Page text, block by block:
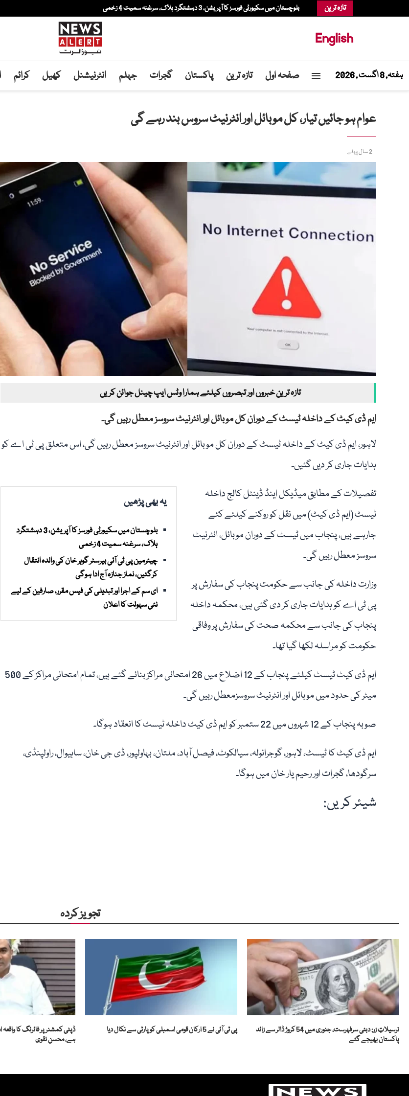
تازہ ترین بلوچستان میں سکیورٹی فورسز کا آپریشن، 3 دہشتگرد ہلاک، سرغنہ سمیت 4 زخمی
English
ہفتہ, 8 اگست , 2026 صفحہ اول تازہ ترین پاکستان گجرات جہلم انٹرنیشنل کھیل کرائم
عوام ہو جائیں تیار، کل موبائل اور انٹرنیٹ سروس بند رہے گی
2 سال پہلے
تازہ ترین خبروں اور تبصروں کیلئے ہمارا وٹس ایپ چینل جوائن کریں
ایم ڈی کیٹ کے داخلہ ٹیسٹ کے دوران کل موبائل اور انٹرنیٹ سروسز معطل رہیں گی۔
لاہور، ایم ڈی کیٹ کے داخلہ ٹیسٹ کے دوران کل موبائل اور انٹرنیٹ سروسز معطل رہیں گی، اس متعلق پی ٹی اے کو
ہدایات جاری کر دیں گئیں۔
یہ بھی پڑھیں
بلوچستان میں سکیورٹی فورسز کا آپریشن، 3 دہشتگرد
ہلاک، سرغنہ سمیت 4 زخمی
چیئرمین پی ٹی آئی بیرسٹر گوہر خان کی والدہ انتقال
کرگئیں، نماز جنازہ آج ادا ہوگی
ای سم کے اجرا اور تبدیلی کی فیس مقرر، صارفین کے لیے
نئی سہولت کا اعلان
تفصیلات کے مطابق میڈیکل اینڈ ڈینٹل کالج داخلہ
ٹیسٹ (ایم ڈی کیٹ) میں نقل کو روکنے کیلئے کئے
جارہے ہیں، پنجاب میں ٹیسٹ کے دوران موبائل، انٹرنیٹ
سروسز معطل رہیں گی۔
وزارت داخلہ کی جانب سے حکومت پنجاب کی سفارش پر
پی ٹی اے کو ہدایات جاری کر دی گئی ہیں، محکمہ داخلہ
پنجاب کی جانب سے محکمہ صحت کی سفارش پر وفاقی
حکومت کو مراسلہ لکھا گیا تھا۔
ایم ڈی کیٹ ٹیسٹ کیلئے پنجاب کے 12 اضلاع میں 26 امتحانی مراکز بنائے گئے ہیں، تمام امتحانی مراکز کے 500
میٹر کی حدود میں موبائل اور انٹرنیٹ سروسزمعطل رہیں گی۔
صوبہ پنجاب کے 12 شہروں میں 22 ستمبر کو ایم ڈی کیٹ داخلہ ٹیسٹ کا انعقاد ہوگا۔
ایم ڈی کیٹ کا ٹیسٹ، لاہور، گوجرانولہ، سیالکوٹ، فیصل آباد، ملتان، بہاولپور، ڈی جی خان، ساہیوال، راولپنڈی،
سرگودھا، گجرات اور رحیم یار خان میں ہوگا۔
شیئر کریں:
تجویز کردہ
ترسیلاتِ زر: دبئی سرفہرست، جنوری میں 54 کروڑ ڈالر سے زائد
پاکستان بھیجے گئے
پی ٹی آئی نے 5 ارکان قومی اسمبلی کو پارٹی سے نکال دیا
ڈپٹی کمشنر پر فائرنگ کا
ہے، محسن نقوی